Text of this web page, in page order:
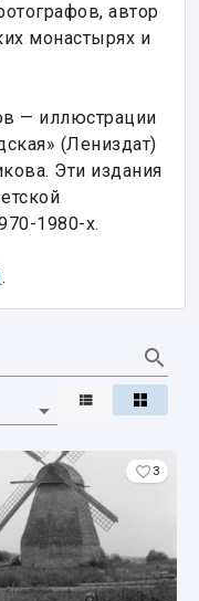
автор
монастырях и
— иллюстрации
(Лениздат)
Эти издания
1980-х.
.
3